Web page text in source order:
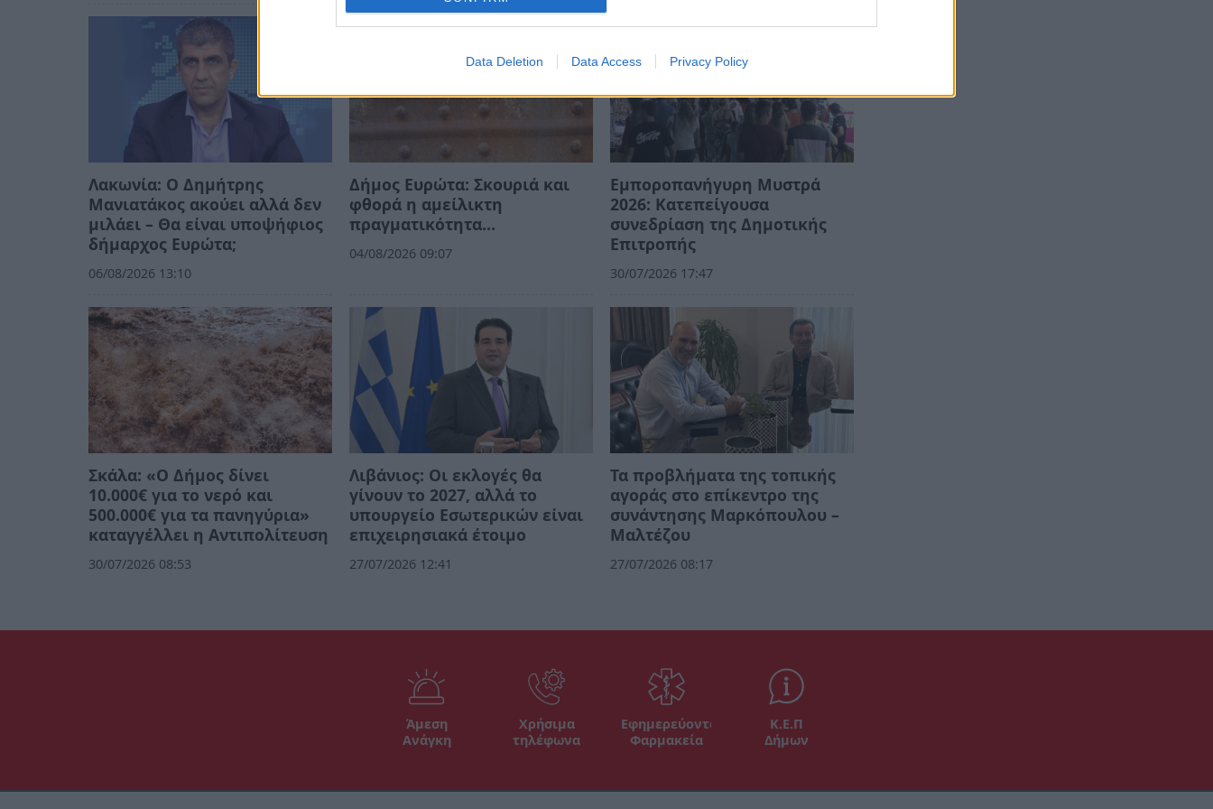
Data Deletion Data Access Privacy Policy
Λακωνία: Ο Δημήτρης
Μανιατάκος ακούει αλλά δεν
μιλάει – Θα είναι υποψήφιος
δήμαρχος Ευρώτα;
06/08/2026 13:10
Δήμος Ευρώτα: Σκουριά και
φθορά η αμείλικτη
πραγματικότητα…
04/08/2026 09:07
Εμποροπανήγυρη Μυστρά
2026: Κατεπείγουσα
συνεδρίαση της Δημοτικής
Επιτροπής
30/07/2026 17:47
Σκάλα: «Ο Δήμος δίνει
10.000€ για το νερό και
500.000€ για τα πανηγύρια»
καταγγέλλει η Αντιπολίτευση
30/07/2026 08:53
Λιβάνιος: Οι εκλογές θα
γίνουν το 2027, αλλά το
υπουργείο Εσωτερικών είναι
επιχειρησιακά έτοιμο
27/07/2026 12:41
Τα προβλήματα της τοπικής
αγοράς στο επίκεντρο της
συνάντησης Μαρκόπουλου –
Μαλτέζου
27/07/2026 08:17
Άμεση
Ανάγκη
Χρήσιμα
τηλέφωνα
Εφημερεύοντα
Φαρμακεία
Κ.Ε.Π
Δήμων